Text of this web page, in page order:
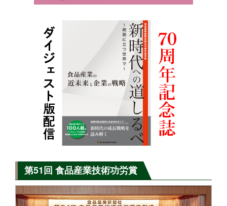
第51回 食品産業技術功労賞